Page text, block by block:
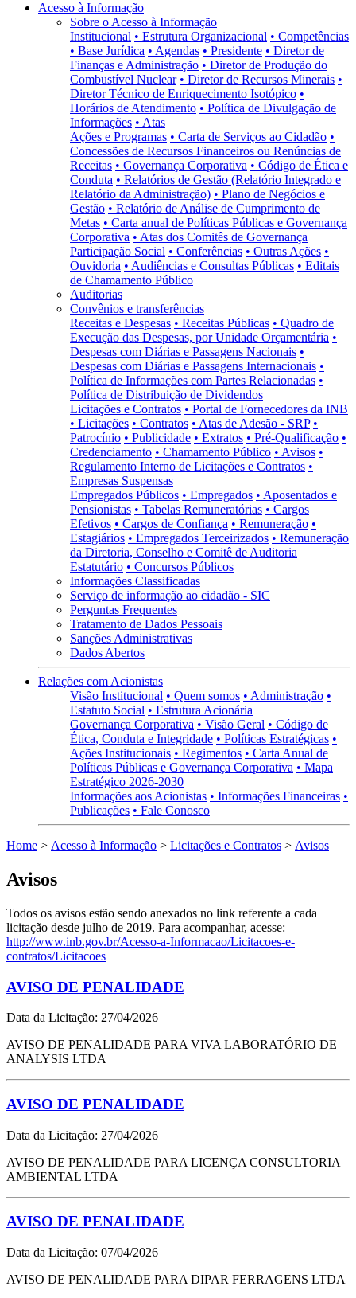
Acesso à Informação
Sobre o Acesso à Informação
Institucional • Estrutura Organizacional • Competências
• Base Jurídica • Agendas • Presidente • Diretor de
Finanças e Administração • Diretor de Produção do
Combustível Nuclear • Diretor de Recursos Minerais •
Diretor Técnico de Enriquecimento Isotópico •
Horários de Atendimento • Política de Divulgação de
Informações • Atas
Ações e Programas • Carta de Serviços ao Cidadão •
Concessões de Recursos Financeiros ou Renúncias de
Receitas • Governança Corporativa • Código de Ética e
Conduta • Relatórios de Gestão (Relatório Integrado e
Relatório da Administração) • Plano de Negócios e
Gestão • Relatório de Análise de Cumprimento de
Metas • Carta anual de Políticas Públicas e Governança
Corporativa • Atas dos Comitês de Governança
Participação Social • Conferências • Outras Ações •
Ouvidoria • Audiências e Consultas Públicas • Editais
de Chamamento Público
Auditorias
Convênios e transferências
Receitas e Despesas • Receitas Públicas • Quadro de
Execução das Despesas, por Unidade Orçamentária •
Despesas com Diárias e Passagens Nacionais •
Despesas com Diárias e Passagens Internacionais •
Política de Informações com Partes Relacionadas •
Política de Distribuição de Dividendos
Licitações e Contratos • Portal de Fornecedores da INB
• Licitações • Contratos • Atas de Adesão - SRP •
Patrocínio • Publicidade • Extratos • Pré-Qualificação •
Credenciamento • Chamamento Público • Avisos •
Regulamento Interno de Licitações e Contratos •
Empresas Suspensas
Empregados Públicos • Empregados • Aposentados e
Pensionistas • Tabelas Remuneratórias • Cargos
Efetivos • Cargos de Confiança • Remuneração •
Estagiários • Empregados Terceirizados • Remuneração
da Diretoria, Conselho e Comitê de Auditoria
Estatutário • Concursos Públicos
Informações Classificadas
Serviço de informação ao cidadão - SIC
Perguntas Frequentes
Tratamento de Dados Pessoais
Sanções Administrativas
Dados Abertos
Relações com Acionistas
Visão Institucional • Quem somos • Administração •
Estatuto Social • Estrutura Acionária
Governança Corporativa • Visão Geral • Código de
Ética, Conduta e Integridade • Políticas Estratégicas •
Ações Institucionais • Regimentos • Carta Anual de
Políticas Públicas e Governança Corporativa • Mapa
Estratégico 2026-2030
Informações aos Acionistas • Informações Financeiras •
Publicações • Fale Conosco
Home > Acesso à Informação > Licitações e Contratos > Avisos
Avisos
Todos os avisos estão sendo anexados no link referente a cada
licitação desde julho de 2019. Para acompanhar, acesse:
http://www.inb.gov.br/Acesso-a-Informacao/Licitacoes-e-
contratos/Licitacoes
AVISO DE PENALIDADE
Data da Licitação: 27/04/2026
AVISO DE PENALIDADE PARA VIVA LABORATÓRIO DE
ANALYSIS LTDA
AVISO DE PENALIDADE
Data da Licitação: 27/04/2026
AVISO DE PENALIDADE PARA LICENÇA CONSULTORIA
AMBIENTAL LTDA
AVISO DE PENALIDADE
Data da Licitação: 07/04/2026
AVISO DE PENALIDADE PARA DIPAR FERRAGENS LTDA